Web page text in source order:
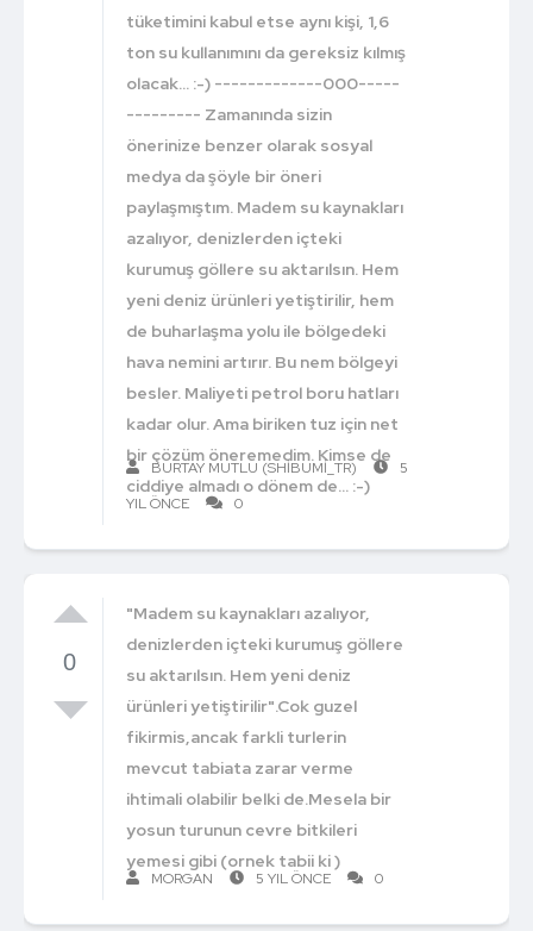
tüketimini kabul etse aynı kişi, 1,6
ton su kullanımını da gereksiz kılmış
olacak... :-) -------------000-----
--------- Zamanında sizin
önerinize benzer olarak sosyal
medya da şöyle bir öneri
paylaşmıştım. Madem su kaynakları
azalıyor, denizlerden içteki
kurumuş göllere su aktarılsın. Hem
yeni deniz ürünleri yetiştirilir, hem
de buharlaşma yolu ile bölgedeki
hava nemini artırır. Bu nem bölgeyi
besler. Maliyeti petrol boru hatları
kadar olur. Ama biriken tuz için net
bir çözüm öneremedim. Kimse de
ciddiye almadı o dönem de... :-)
BURTAY MUTLU (SHIBUMI_TR)
5
YIL ÖNCE
0
0
"Madem su kaynakları azalıyor,
denizlerden içteki kurumuş göllere
su aktarılsın. Hem yeni deniz
ürünleri yetiştirilir".Cok guzel
fikirmis,ancak farkli turlerin
mevcut tabiata zarar verme
ihtimali olabilir belki de.Mesela bir
yosun turunun cevre bitkileri
yemesi gibi (ornek tabii ki )
MORGAN 5 YIL ÖNCE 0